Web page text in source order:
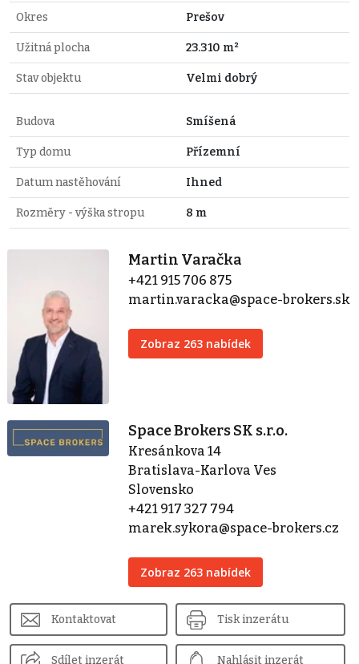
Okres Prešov
Užitná plocha 23.310 m²
Stav objektu Velmi dobrý
Budova Smíšená
Typ domu Přízemní
Datum nastěhování Ihned
Rozměry - výška stropu 8 m
Martin Varačka
+421 915 706 875
martin.varacka@space-brokers.sk
Zobraz 263 nabídek
Space Brokers SK s.r.o.
Kresánkova 14
Bratislava-Karlova Ves
Slovensko
+421 917 327 794
marek.sykora@space-brokers.cz
Zobraz 263 nabídek
Kontaktovat Tisk inzerátu
Sdílet inzerát Nahlásit inzerát